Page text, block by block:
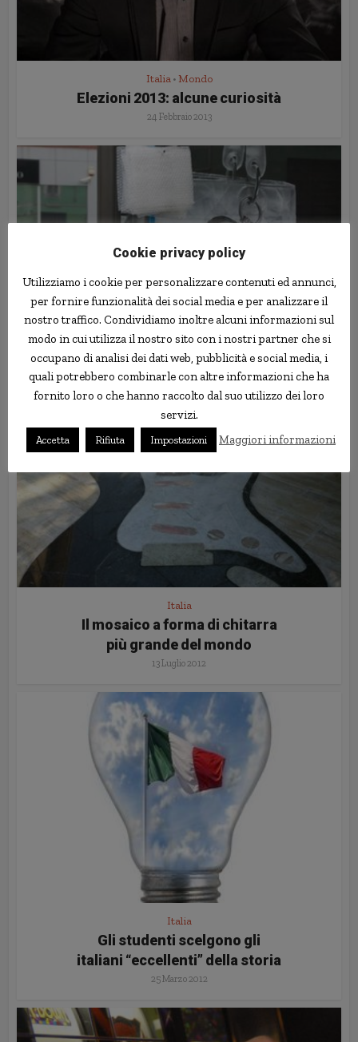
Italia • Mondo
Elezioni 2013: alcune curiosità
24 Febbraio 2013
Italia
Postazione antistress gratuita
con… pellicole a bolle d’aria
30 Novembre 2012
Italia
Il mosaico a forma di chitarra
più grande del mondo
13 Luglio 2012
Italia
Gli studenti scelgono gli
italiani “eccellenti” della storia
25 Marzo 2012
Cookie privacy policy
Utilizziamo i cookie per personalizzare contenuti ed annunci,
per fornire funzionalità dei social media e per analizzare il
nostro traffico. Condividiamo inoltre alcuni informazioni sul
modo in cui utilizza il nostro sito con i nostri partner che si
occupano di analisi dei dati web, pubblicità e social media, i
quali potrebbero combinarle con altre informazioni che ha
fornito loro o che hanno raccolto dal suo utilizzo dei loro
servizi.
Accetta Rifiuta Impostazioni Maggiori informazioni